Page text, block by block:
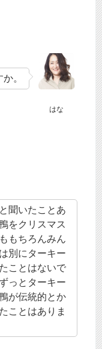
はな
。
聞いたことあ
をクリスマス
もちろんみん
別にターキー
ことはないで
っとターキー
が伝統的とか
ことはありま